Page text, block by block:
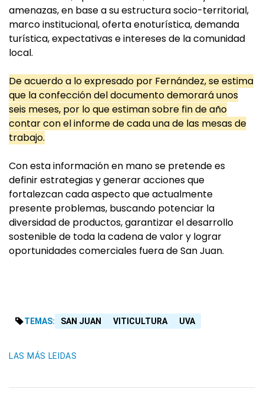
amenazas, en base a su estructura socio-territorial,
marco institucional, oferta enoturística, demanda
turística, expectativas e intereses de la comunidad
local.
De acuerdo a lo expresado por Fernández, se estima
que la confección del documento demorará unos
seis meses, por lo que estiman sobre fin de año
contar con el informe de cada una de las mesas de
trabajo.
Con esta información en mano se pretende es
definir estrategias y generar acciones que
fortalezcan cada aspecto que actualmente
presente problemas, buscando potenciar la
diversidad de productos, garantizar el desarrollo
sostenible de toda la cadena de valor y lograr
oportunidades comerciales fuera de San Juan.
TEMAS: SAN JUAN VITICULTURA UVA
LAS MÁS LEIDAS